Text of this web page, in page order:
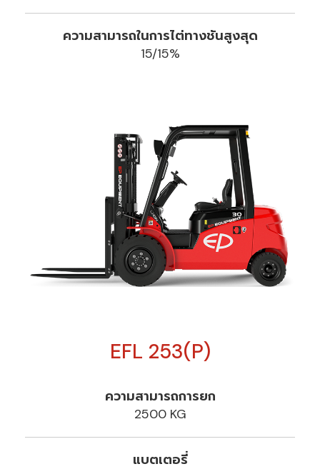
ความสามารถในการไต่ทางชันสูงสุด
15/15%
EFL 253(P)
ความสามารถการยก
2500 KG
แบตเตอรี่